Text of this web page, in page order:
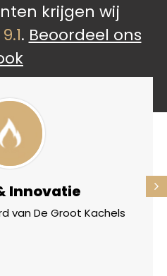
krijgen wij
9.1. Beoordeel ons
Innovatie
van De Groot Kachels